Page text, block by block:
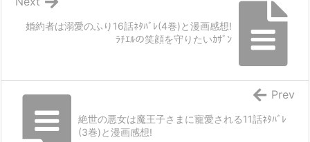
婚約者は溺愛のふり16話ﾈﾀﾊﾞﾚ(4巻)と漫画感想!
ﾗﾁｴﾙの笑顔を守りたいｶｻﾞﾝ
絶世の悪女は魔王子さまに寵愛される11話ﾈﾀﾊﾞﾚ
(3巻)と漫画感想!
Prev